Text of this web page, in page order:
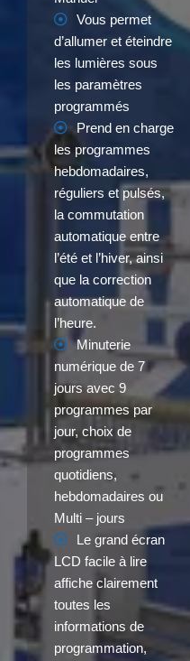
Vous permet
d’allumer et éteindre
les lumières sous
les paramètres
programmés
Prend en charge
les programmes
hebdomadaires,
réguliers et pulsés,
la commutation
automatique entre
l’été et l’hiver, ainsi
que la correction
automatique de
l’heure.
Minuterie
numérique de 7
jours avec 9
programmes par
jour, choix de
programmes
quotidiens,
hebdomadaires ou
Multi – jours
Le grand écran
LCD facile à lire
affiche clairement
toutes les
informations de
programmation,